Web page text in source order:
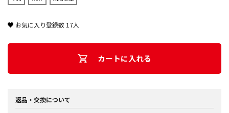
お気に入り登録数 17人
カートに入れる
返品・交換について